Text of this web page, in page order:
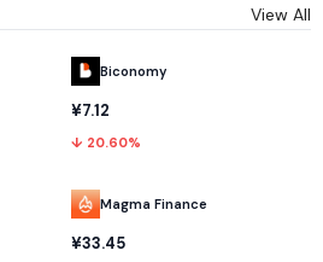
View All
Biconomy
¥7.12
↓ 20.60%
Magma Finance
¥33.45